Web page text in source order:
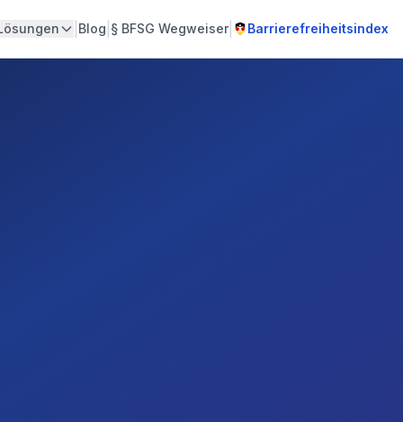
Blog § BFSG Wegweiser| Barrierefreiheitsindex